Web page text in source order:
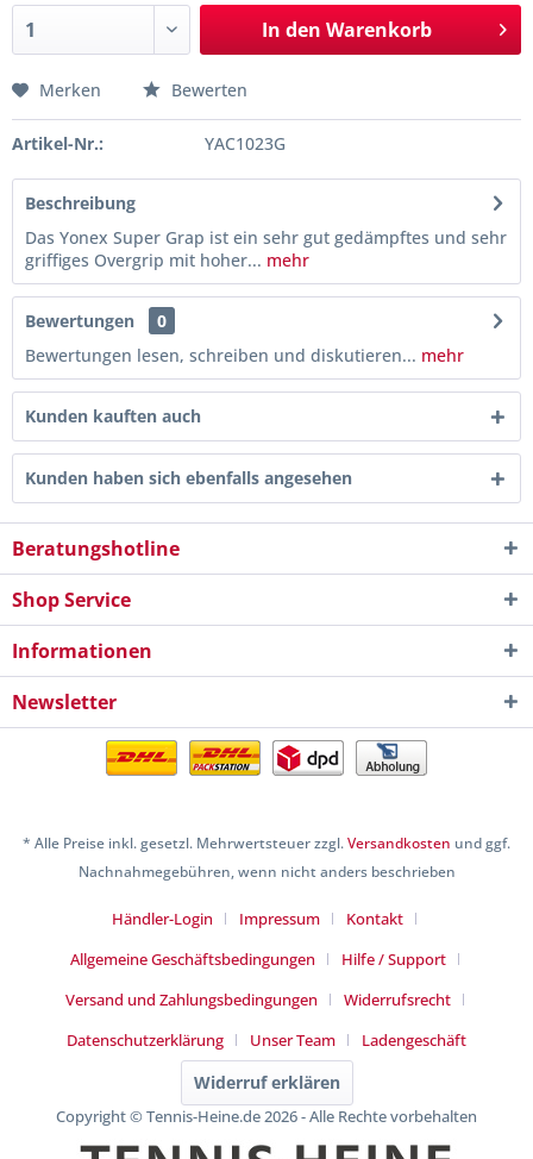
In den Warenkorb
Merken Bewerten
Artikel-Nr.: YAC1023G
Beschreibung
Das Yonex Super Grap ist ein sehr gut gedämpftes und sehr
griffiges Overgrip mit hoher... mehr
Bewertungen
0
Bewertungen lesen, schreiben und diskutieren... mehr
Kunden kauften auch
Kunden haben sich ebenfalls angesehen
Beratungshotline
Shop Service
Informationen
Newsletter
* Alle Preise inkl. gesetzl. Mehrwertsteuer zzgl.Versandkosten und ggf.
Nachnahmegebühren, wenn nicht anders beschrieben
Händler-Login Impressum
Kontakt
Allgemeine Geschäftsbedingungen
Hilfe / Support
Versand und Zahlungsbedingungen
Widerrufsrecht
Datenschutzerklärung
Unser Team Ladengeschäft
Widerruf erklären
Copyright © Tennis-Heine.de 2026 - Alle Rechte vorbehalten